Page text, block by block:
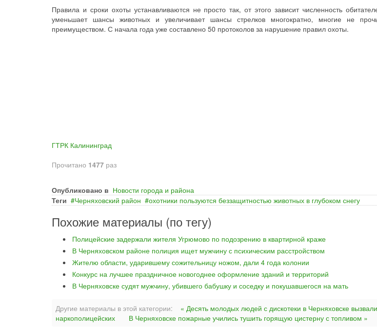
Правила и сроки охоты устанавливаются не просто так, от этого зависит численность
уменьшает шансы животных и увеличивает шансы стрелков многократно, многие не прочь
преимуществом. С начала года уже составлено 50 протоколов за нарушение правил охоты.
ГТРК Калининград
Прочитано 1477 раз
Опубликовано в Новости города и района
Теги
Черняховский район охотники пользуются беззащитностью животных в глубоком снегу
Похожие материалы (по тегу)
Полицейские задержали жителя Угрюмово по подозрению в квартирной краже
В Черняховском районе полиция ищет мужчину с психическим расстройством
Жителю области, ударившему сожительницу ножом, дали 4 года колонии
Конкурс на лучшее праздничное новогоднее оформление зданий и территорий
В Черняховске судят мужчину, убившего бабушку и соседку и покушавшегося на мать
Другие материалы в этой категории:
« Десять молодых людей с дискотеки в Черняховске
наркополицейских
В Черняховске пожарные учились тушить горящую цистерну с топливом »